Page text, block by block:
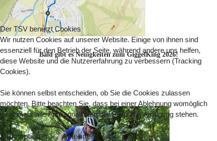
Bald gibt es Neuigkeiten zum GiggelKing 2026!
Der TSV benutzt Cookies
Wir nutzen Cookies auf unserer Website. Einige von ihnen sind
essenziell für den Betrieb der Seite, während andere uns helfen,
diese Website und die Nutzererfahrung zu verbessern (Tracking
Cookies).
Sie können selbst entscheiden, ob Sie die Cookies zulassen
möchten. Bitte beachten Sie, dass bei einer Ablehnung womöglich
nicht mehr alle Funktionalitäten der Seite zur Verfügung stehen.
Akzeptieren Ablehnen